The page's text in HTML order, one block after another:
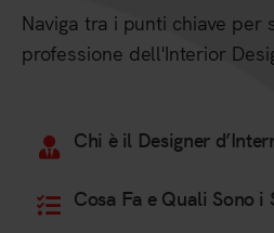
Naviga tra i punti chiave per
professione dell'Interior
Chi è il Designer
Cosa Fa e Quali Sono i